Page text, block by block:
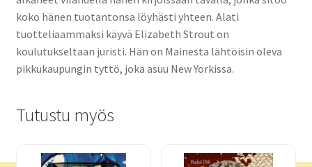
koko hänen tuotantonsa löyhästi yhteen. Alati
tuotteliaammaksi käyvä Elizabeth Strout on
koulutukseltaan juristi. Hän on Mainesta lähtöisin oleva
pikkukaupungin tyttö, joka asuu New Yorkissa.
Tutustu myös